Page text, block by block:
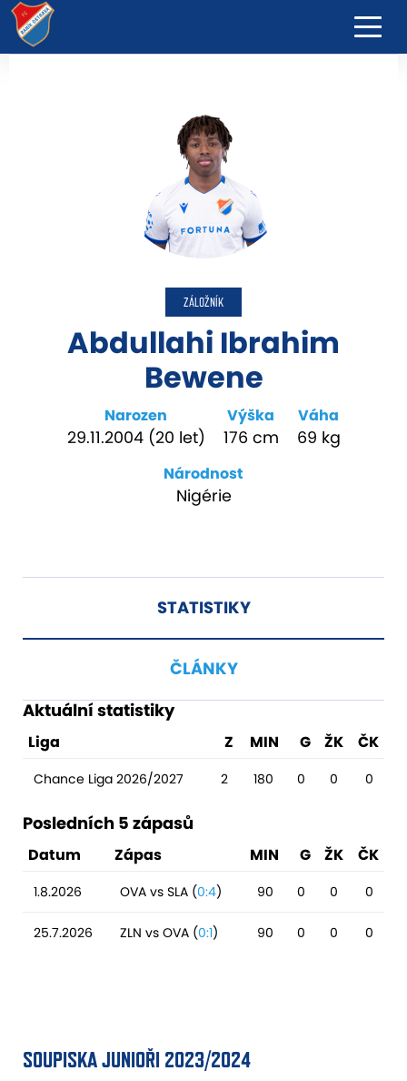
ZÁLOŽNÍK
Abdullahi Ibrahim
Bewene
Narozen
29.11.2004 (20 let)
Výška
176 cm
Váha
69 kg
Národnost
Nigérie
STATISTIKY
ČLÁNKY
Aktuální statistiky
Liga Z MIN G ŽK ČK
Chance Liga 2026/2027 2 180 0 0 0
Posledních 5 zápasů
Datum Zápas MIN G ŽK ČK
1.8.2026 OVA vs SLA (0:4) 90 0 0 0
25.7.2026 ZLN vs OVA (0:1) 90 0 0 0
SOUPISKA JUNIOŘI 2023/2024